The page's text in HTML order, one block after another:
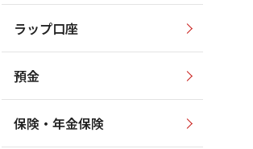
ラップ口座
預金
保険・年金保険